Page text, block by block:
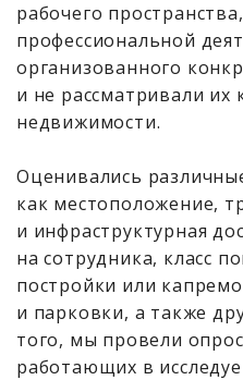
рабочего
профессиональной
организованного
и не рассматривали их
недвижимости.
Оценивались
как местоположение,
и инфраструктурная
на сотрудника, класс
постройки или
и парковки, а также
того, мы провели
работающих в